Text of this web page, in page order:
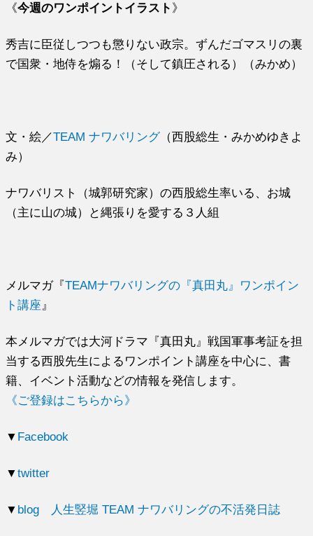
《今週のワンポイントイラスト 》
秀吉に臣従しつつも懲りない政宗。ずんだゴマスリの裏
で国衆・地侍を煽る！（そして鎮圧される）（みかめ）
文・絵／TEAM ナワバリング（西股総生・みかめゆきよ
み）
ナワバリスト（城郭研究家）の西股総生率いる、お城
（主に山の城）と縄張りを愛する３人組
メルマガ『TEAMナワバリングの『真田丸』ワンポイン
ト講座 』
本メルマガでは大河ドラマ『真田丸』戦国軍事考証を担
当する西股先生によるワンポイント講座を中心に、書
籍、イベント活動などの情報を発信します。
《ご登録はこちらから》
▼ Facebook
▼twitter
▼ blog 人生竪堀 TEAM ナワバリングの不活発日誌